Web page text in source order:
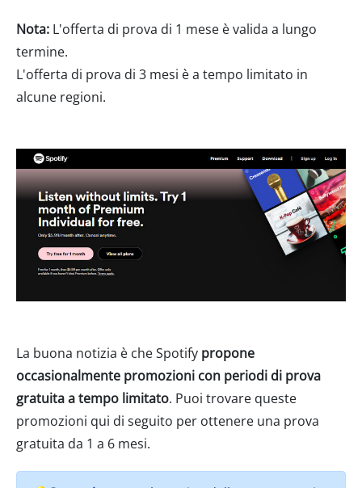
Nota: L'offerta di prova di 1 mese è valida a lungo
termine.
L'offerta di prova di 3 mesi è a tempo limitato in
alcune regioni.
La buona notizia è che Spotify propone
occasionalmente promozioni con periodi di prova
gratuita a tempo limitato. Puoi trovare queste
promozioni qui di seguito per ottenere una prova
gratuita da 1 a 6 mesi.